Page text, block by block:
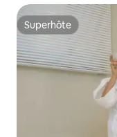
Haenggung-dong l
Superhôte
Superhôte